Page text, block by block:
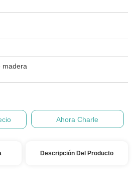
madera
Ahora Charle
Descripción Del Producto